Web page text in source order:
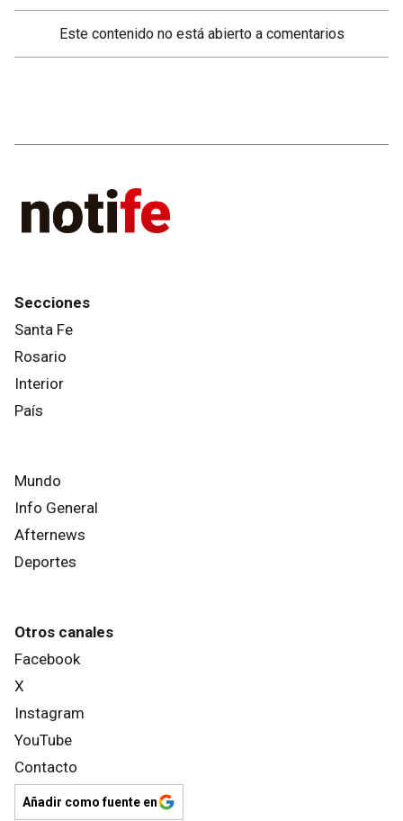
Este contenido no está abierto a comentarios
Secciones
Santa Fe
Rosario
Interior
País
Mundo
Info General
Afternews
Deportes
Otros canales
Facebook
X
Instagram
YouTube
Contacto
Añadir como fuente en